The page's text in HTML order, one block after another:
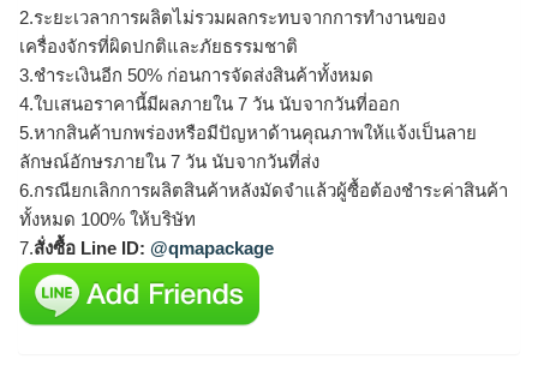
2.ระยะเวลาการผลิตไม่รวมผลกระทบจากการทำงานของ
เครื่องจักรที่ผิดปกติและภัยธรรมชาติ
3.ชำระเงินอีก 50% ก่อนการจัดส่งสินค้าทั้งหมด
4.ใบเสนอราคานี้มีผลภายใน 7 วัน นับจากวันที่ออก
5.หากสินค้าบกพร่องหรือมีปัญหาด้านคุณภาพให้แจ้งเป็นลาย
ลักษณ์อักษรภายใน 7 วัน นับจากวันที่ส่ง
6.กรณียกเลิกการผลิตสินค้าหลังมัดจำแล้วผู้ซื้อต้องชำระค่าสินค้า
ทั้งหมด 100% ให้บริษัท
7.สั่งซื้อ Line ID: @qmapackage